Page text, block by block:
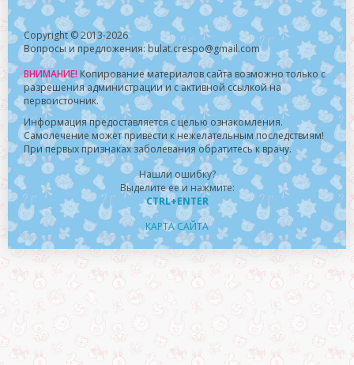
Copyright © 2013-2026
Вопросы и предложения: bulat.crespo@gmail.com
ВНИМАНИЕ! Копирование материалов сайта возможно только с
разрешения администрации и с активной ссылкой на
первоисточник.
Информация предоставляется с целью ознакомления.
Самолечение может привести к нежелательным последствиям!
При первых признаках заболевания обратитесь к врачу.
Нашли ошибку?
Выделите ее и нажмите:
CTRL+ENTER
КАРТА САЙТА